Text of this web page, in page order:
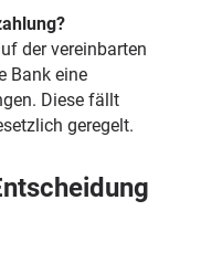
der vereinbarten
Bank eine
Diese fällt
geregelt.